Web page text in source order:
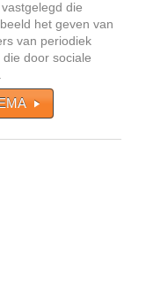
die
het geven van
van periodiek
door sociale